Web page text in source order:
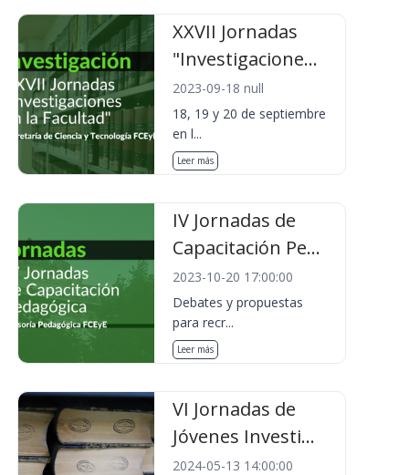
XXVII Jornadas
"Investigacione...
2023-09-18 null
18, 19 y 20 de septiembre
en l...
Leer más
IV Jornadas de
Capacitación Pe...
2023-10-20 17:00:00
Debates y propuestas
para recr...
Leer más
VI Jornadas de
Jóvenes Investi...
2024-05-13 14:00:00